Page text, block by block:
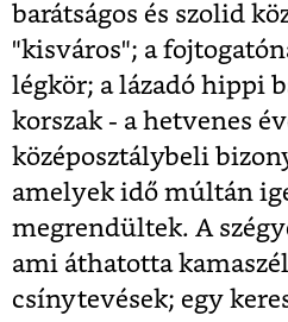
barátságos és szolid
"kisváros"; a
légkör; a lázadó hippi
korszak - a hetvenes
középosztálybeli
amelyek idő múltán
megrendültek. A
ami áthatotta
csínytevések; egy